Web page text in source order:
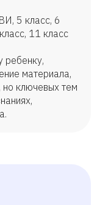
5 класс, 6
11 класс
ребенку,
материала,
но ключевых тем